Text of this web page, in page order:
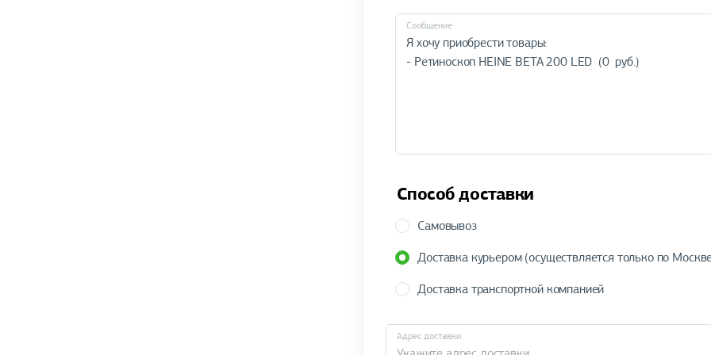
Cообщение
Способ доставки
Самовывоз
Доставка курьером (осуществляется только по
Доставка транспортной компанией
Адрес доставки